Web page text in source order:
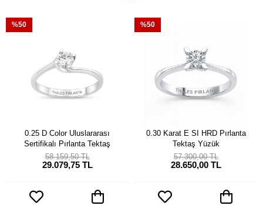
0.25 D Color Uluslararası
Sertifikalı Pırlanta Tektaş
29.079,75 TL
58.159,50 TL
%50
0.30 Karat E SI HRD Pırlanta
Tektaş Yüzük
28.650,00 TL
57.300,00 TL
%50